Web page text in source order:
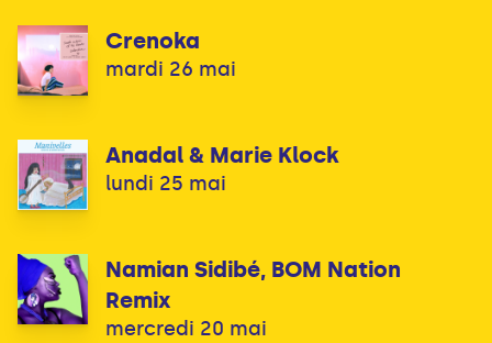
Crenoka
mardi 26 mai
Anadal & Marie Klock
lundi 25 mai
Namian Sidibé, BOM Nation
Remix
mercredi 20 mai